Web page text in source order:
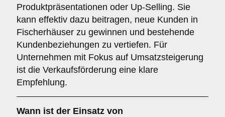
Produktpräsentationen oder Up-Selling. Sie
kann effektiv dazu beitragen, neue Kunden in
Fischerhäuser zu gewinnen und bestehende
Kundenbeziehungen zu vertiefen. Für
Unternehmen mit Fokus auf Umsatzsteigerung
ist die Verkaufsförderung eine klare
Empfehlung.
Wann ist der Einsatz von